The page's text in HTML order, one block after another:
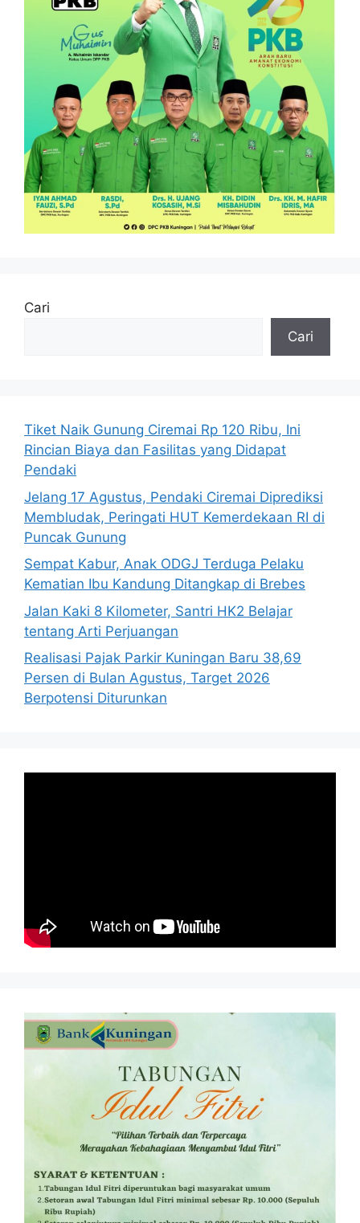
Cari
Cari
Tiket Naik Gunung Ciremai Rp 120 Ribu, Ini
Rincian Biaya dan Fasilitas yang Didapat
Pendaki
Jelang 17 Agustus, Pendaki Ciremai Diprediksi
Membludak, Peringati HUT Kemerdekaan RI di
Puncak Gunung
Sempat Kabur, Anak ODGJ Terduga Pelaku
Kematian Ibu Kandung Ditangkap di Brebes
Jalan Kaki 8 Kilometer, Santri HK2 Belajar
tentang Arti Perjuangan
Realisasi Pajak Parkir Kuningan Baru 38,69
Persen di Bulan Agustus, Target 2026
Berpotensi Diturunkan